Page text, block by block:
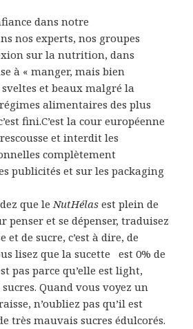
dans notre
nos experts, nos groupes
sur la nutrition, dans
à « manger, mais bien
et beaux malgré la
alimentaires des plus
fini.C’est la cour européenne
et interdit les
complètement
publicités et sur les packaging
que leNutHélas est plein de
penser et se dépenser, traduisez
et de sucre, c’est à dire, de
lisez que la sucette
est 0% de
pas parce qu’elle est light,
Quand vous voyez un
n’oubliez pas qu’il est
très mauvais sucres édulcorés.